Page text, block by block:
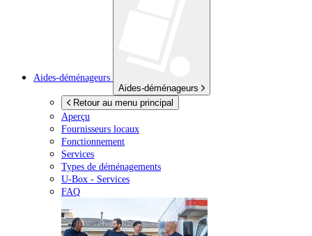
Aides-déménageurs
Aides-déménageurs
Retour au menu principal
Aperçu
Fournisseurs locaux
Fonctionnement
Services
Types de déménagements
U-Box - Services
FAQ